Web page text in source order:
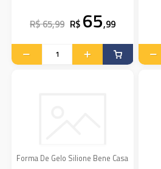
R$ 65,99 R$ 65,99
Forma De Gelo Silione Bene Casa